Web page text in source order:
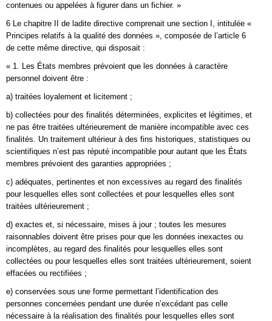
contenues ou appelées à figurer dans un fichier. »
6 Le chapitre II de ladite directive comprenait une section I, intitulée «
Principes relatifs à la qualité des données », composée de l’article 6
de cette même directive, qui disposait :
« 1. Les États membres prévoient que les données à caractère
personnel doivent être :
a) traitées loyalement et licitement ;
b) collectées pour des finalités déterminées, explicites et légitimes, et
ne pas être traitées ultérieurement de manière incompatible avec ces
finalités. Un traitement ultérieur à des fins historiques, statistiques ou
scientifiques n’est pas réputé incompatible pour autant que les États
membres prévoient des garanties appropriées ;
c) adéquates, pertinentes et non excessives au regard des finalités
pour lesquelles elles sont collectées et pour lesquelles elles sont
traitées ultérieurement ;
d) exactes et, si nécessaire, mises à jour ; toutes les mesures
raisonnables doivent être prises pour que les données inexactes ou
incomplètes, au regard des finalités pour lesquelles elles sont
collectées ou pour lesquelles elles sont traitées ultérieurement, soient
effacées ou rectifiées ;
e) conservées sous une forme permettant l’identification des
personnes concernées pendant une durée n’excédant pas celle
nécessaire à la réalisation des finalités pour lesquelles elles sont